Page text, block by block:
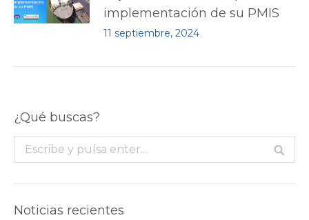
implementación de su PMIS
11 septiembre, 2024
¿Qué buscas?
Buscar:
Noticias recientes